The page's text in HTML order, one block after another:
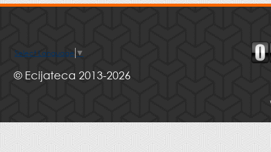
Select Language ▼
© Ecijateca 2013-2026